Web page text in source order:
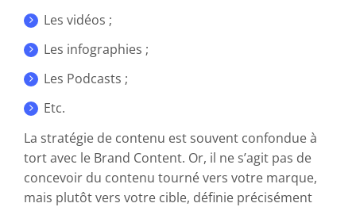
Les vidéos ;
Les infographies ;
Les Podcasts ;
Etc.
La stratégie de contenu est souvent confondue à
tort avec le Brand Content. Or, il ne s’agit pas de
concevoir du contenu tourné vers votre marque,
mais plutôt vers votre cible, définie précisément